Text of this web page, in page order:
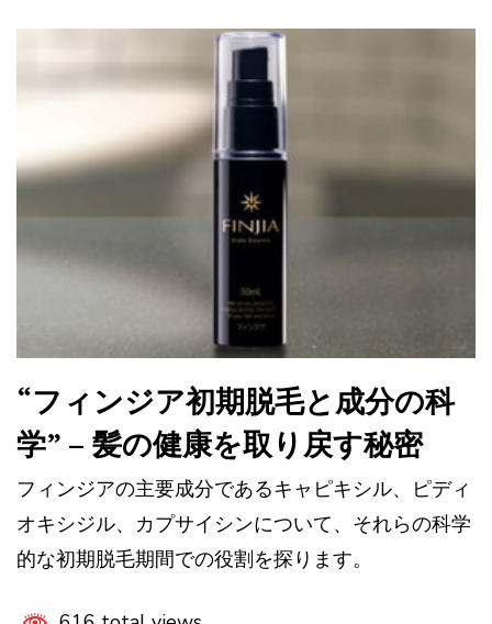
“フィンジア初期脱毛と成分の科
学” – 髪の健康を取り戻す秘密
フィンジアの主要成分であるキャピキシル、ピディ
オキシジル、カプサイシンについて、それらの科学
的な初期脱毛期間での役割を探ります。